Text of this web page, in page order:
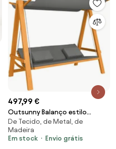
497,99 €
Outsunny Balanço estilo
Hollywood com função de
cama 3 lugares Balanço de
jardim em lariço com dossel
De Tecido, de Metal, de
Madeira
Em stock
Envio grátis